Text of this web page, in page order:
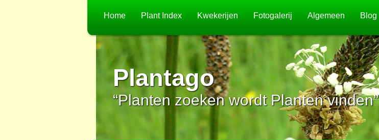
Home Plant Index Kwekerijen Fotogalerij Algemeen Blog
Plantago
“Planten zoeken wordt Planten vinden”